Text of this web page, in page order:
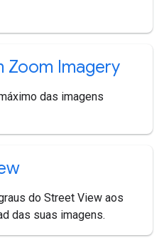
Zoom Imagery
das imagens
do Street View aos
das suas imagens.